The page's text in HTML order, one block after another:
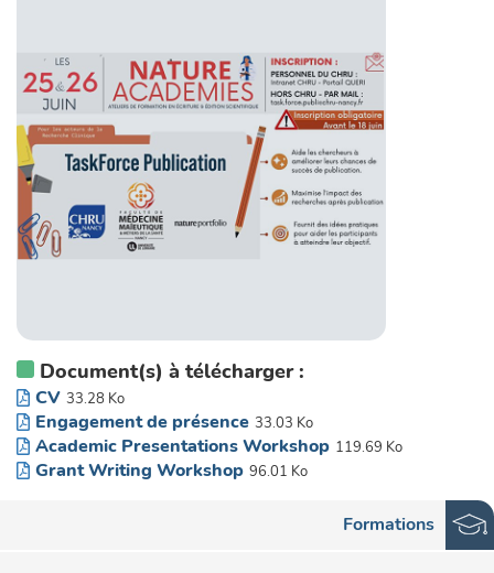
Document(s) à télécharger :
CV 33.28 Ko
Engagement de présence 33.03 Ko
Academic Presentations Workshop 119.69 Ko
Grant Writing Workshop 96.01 Ko
Formations